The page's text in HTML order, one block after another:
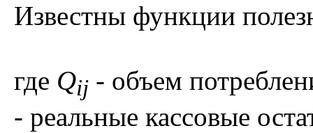
Известны функции
где Qij - объем
- реальные кассовые